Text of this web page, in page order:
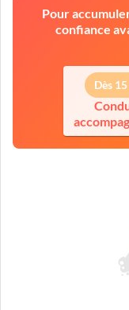
Pour
confiance
Dès